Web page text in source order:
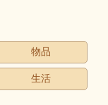
物品
生活